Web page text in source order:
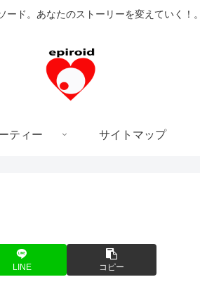
ード。あなたのストーリーを変えていく！。
ティー サイトマップ
LINE コピー